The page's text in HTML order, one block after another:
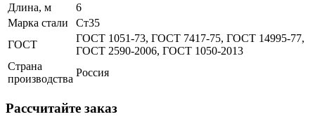
Длина, м
6
Марка стали
Ст35
ГОСТ
ГОСТ 1051-73, ГОСТ 7417-75, ГОСТ 14995-77,
ГОСТ 2590-2006, ГОСТ 1050-2013
Страна
производства
Россия
Рассчитайте заказ